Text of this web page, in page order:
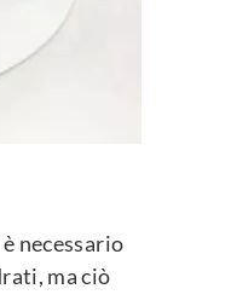
necessario
ma ciò